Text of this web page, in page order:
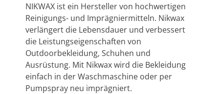
NIKWAX ist ein Hersteller von hochwertigen
Reinigungs- und Imprägniermitteln. Nikwax
verlängert die Lebensdauer und verbessert
die Leistungseigenschaften von
Outdoorbekleidung, Schuhen und
Ausrüstung. Mit Nikwax wird die Bekleidung
einfach in der Waschmaschine oder per
Pumpspray neu imprägniert.